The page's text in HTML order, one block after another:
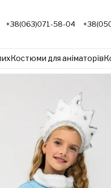
+38(063)071-58-04
Костюми для аніматорів